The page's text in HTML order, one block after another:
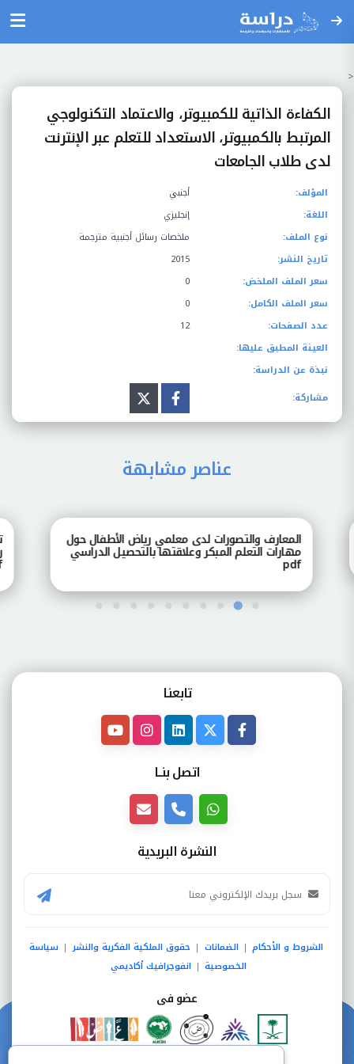
<
الكفاءة الذاتية للكمبيوتر، والاعتماد التكنولوجي
المرتبط بالكمبيوتر، الاستعداد للتعلم عبر الإنترنت
لدى طلاب الجامعات
المؤلف:
أجنبي
اللغة:
إنجليزي
نوع الملف:
ملخصات رسائل أجنبية مترجمة
تاريخ النشر:
2015
سعر الملف الملخض:
0
سعر الملف الكامل:
0
عدد الصفحات:
12
العينة المطبق عليها:
نبذة عن الدراسة:
مشاركة:
عناصر مشابهة
المعارف والتصورات لدى معلمي رياض الأطفال حول
مهارات التعلم المبكر وعلاقتها بالتحصيل الدراسي
pdf
pdf
تابعنـا
اتصل بنــا
النشرة البريدية
الشروط و الأحكام | الضمانات | حقوق الملكية الفكرية والنشر | سياسة
الخصوصية | انفوجرافيك أكاديمي
عضو فى